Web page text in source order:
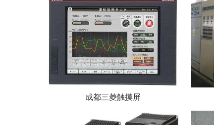
成都三菱触摸屏